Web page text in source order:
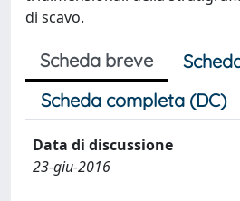
di scavo.
Scheda breve
Scheda completa (DC)
Data di discussione
23-giu-2016